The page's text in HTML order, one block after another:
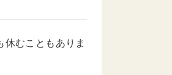
t
e
むこともありま